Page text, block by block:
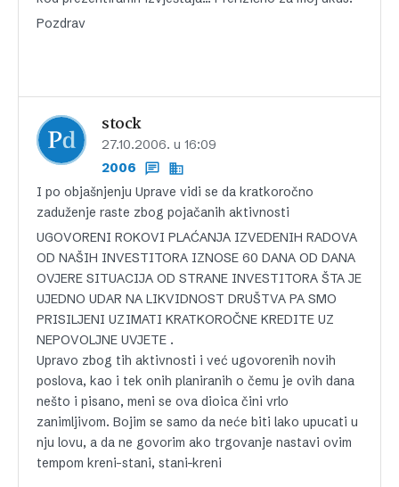
Pozdrav
stock
27.10.2006. u 16:09
2006
I po objašnjenju Uprave vidi se da kratkoročno
zaduženje raste zbog pojačanih aktivnosti
UGOVORENI ROKOVI PLAĆANJA IZVEDENIH RADOVA
OD NAŠIH INVESTITORA IZNOSE 60 DANA OD DANA
OVJERE SITUACIJA OD STRANE INVESTITORA ŠTA JE
UJEDNO UDAR NA LIKVIDNOST DRUŠTVA PA SMO
PRISILJENI UZIMATI KRATKOROČNE KREDITE UZ
NEPOVOLJNE UVJETE .
Upravo zbog tih aktivnosti i već ugovorenih novih
poslova, kao i tek onih planiranih o čemu je ovih dana
nešto i pisano, meni se ova dioica čini vrlo
zanimljivom. Bojim se samo da neće biti lako upucati u
nju lovu, a da ne govorim ako trgovanje nastavi ovim
tempom kreni-stani, stani-kreni